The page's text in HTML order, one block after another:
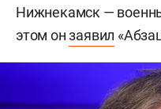
Нижнекамск —
этом онзаявил